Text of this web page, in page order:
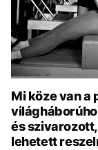
Mi köze van a
és
lehetett